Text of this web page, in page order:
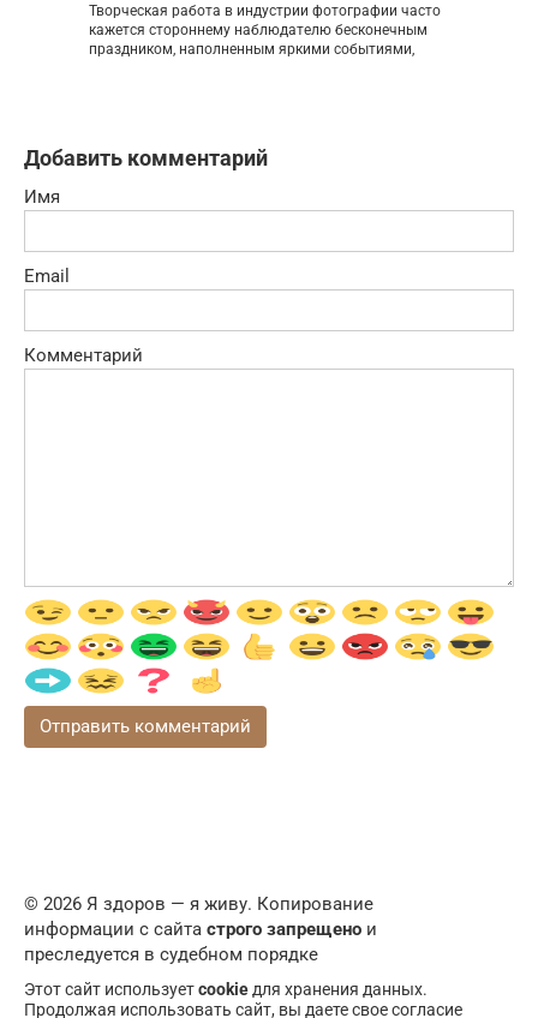
Творческая работа в индустрии фотографии часто
кажется стороннему наблюдателю бесконечным
праздником, наполненным яркими событиями,
Добавить комментарий
Имя
Email
Комментарий
© 2026 Я здоров — я живу. Копирование
информации с сайта строго запрещено и
преследуется в судебном порядке
Этот сайт используетcookieдля хранения данных.
Продолжая использовать сайт, вы даете свое согласие